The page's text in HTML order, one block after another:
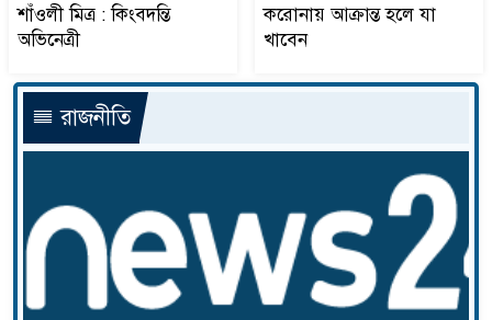
বেতন-ভাতা পরিশোধের দাবিতে
জনকণ্ঠ ভবনের সামনে অবস্থান ও
বিক্ষোভ
১৬
প্রত্যাশা…তাইজুল ফয়েজ
১৭
আপা ডাকায় নয়, বাসি মিষ্টি
ওসমানীনগরে বনফুলকে জরিমানা
ইউএনও’র দাবী
শাঁওলী মিত্র : কিংবদন্তি
অভিনেত্রী
করোনায় আক্রান্ত হলে যা
খাবেন
রাজনীতি